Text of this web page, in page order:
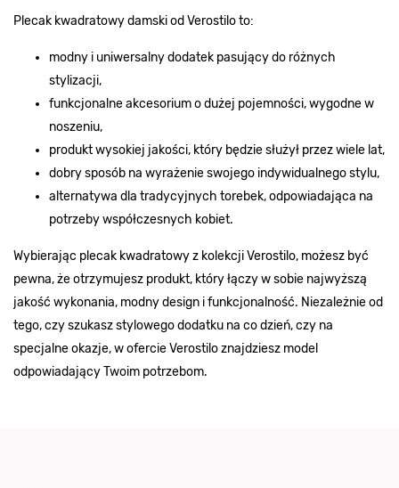
Plecak kwadratowy damski od Verostilo to:
modny i uniwersalny dodatek pasujący do różnych
stylizacji,
funkcjonalne akcesorium o dużej pojemności, wygodne w
noszeniu,
produkt wysokiej jakości, który będzie służył przez wiele lat,
dobry sposób na wyrażenie swojego indywidualnego stylu,
alternatywa dla tradycyjnych torebek, odpowiadająca na
potrzeby współczesnych kobiet.
Wybierając plecak kwadratowy z kolekcji Verostilo, możesz być
pewna, że otrzymujesz produkt, który łączy w sobie najwyższą
jakość wykonania, modny design i funkcjonalność. Niezależnie od
tego, czy szukasz stylowego dodatku na co dzień, czy na
specjalne okazje, w ofercie Verostilo znajdziesz model
odpowiadający Twoim potrzebom.